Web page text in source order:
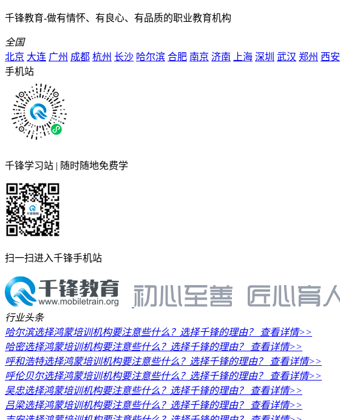
千锋教育-做有情怀、有良心、有品质的职业教育机构
全国
北京 大连 广州 成都 杭州 长沙 哈尔滨 合肥 南京 济南 上海 深圳 武汉 郑州 西安
手机站
千锋学习站 | 随时随地免费学
扫一扫进入千锋手机站
行业头条
哈尔滨选择鸿蒙培训机构要注意些什么？选择千锋的理由？
查看详情>>
哈密选择鸿蒙培训机构要注意些什么？选择千锋的理由？
查看详情>>
呼和浩特选择鸿蒙培训机构要注意些什么？选择千锋的理由？
查看详情>>
呼伦贝尔选择鸿蒙培训机构要注意些什么？选择千锋的理由？
查看详情>>
吴忠选择鸿蒙培训机构要注意些什么？选择千锋的理由？
查看详情>>
吕梁选择鸿蒙培训机构要注意些什么？选择千锋的理由？
查看详情>>